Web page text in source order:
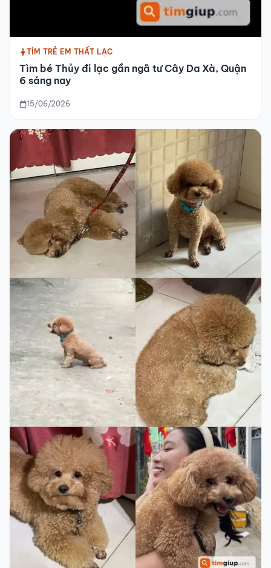
TÌM TRẺ EM THẤT LẠC
Tìm bé Thủy đi lạc gần ngã tư Cây Da Xà, Quận
6 sáng nay
15/06/2026